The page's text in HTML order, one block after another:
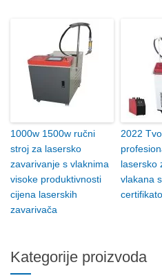
1000w 1500w ručni
stroj za lasersko
zavarivanje s vlaknima
visoke produktivnosti
cijena laserskih
zavarivača
2022
lasersko
vlakana
Kategorije proizvoda